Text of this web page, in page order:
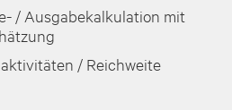
/ Ausgabekalkulation mit
/ Reichweite